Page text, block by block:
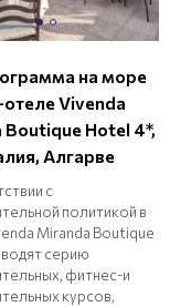
на море
отеле Vivenda
Boutique Hotel 4*,
Алгарве
с
политикой в
Miranda Boutique
серию
фитнес-и
курсов,